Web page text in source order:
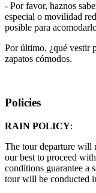
- Por favor, haznos
especial o movilidad
posible para
Por último, ¿qué vestir
zapatos cómodos.
Policies
RAIN POLICY:
The tour departure will
our best to proceed
conditions guarantee a
tour will be conducted